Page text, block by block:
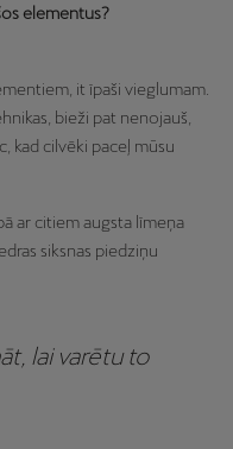
elementus?
it īpaši vieglumam.
bieži pat nenojauš,
kad cilvēki paceļ mūsu
ar citiem augsta līmeņa
siksnas piedziņu
lai varētu to